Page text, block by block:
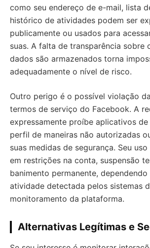
como seu endereço de e-mail, lista
histórico de atividades podem ser
publicamente ou usados para
suas. A falta de transparência sobre
dados são armazenados torna
adequadamente o nível de risco.
Outro perigo é o possível violação
termos de serviço do Facebook. A
expressamente proíbe aplicativos
perfil de maneiras não autorizadas
suas medidas de segurança. Seu
em restrições na conta, suspensão
banimento permanente,
atividade detectada pelos sistemas
monitoramento da plataforma.
Alternativas Legítimas e